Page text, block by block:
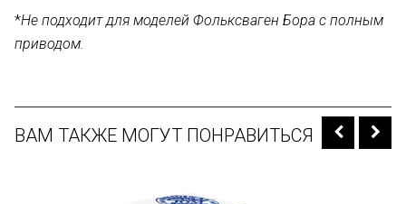
*Не подходит для моделей Фольксваген Бора с полным
приводом.
ВАМ ТАКЖЕ МОГУТ ПОНРАВИТЬСЯ